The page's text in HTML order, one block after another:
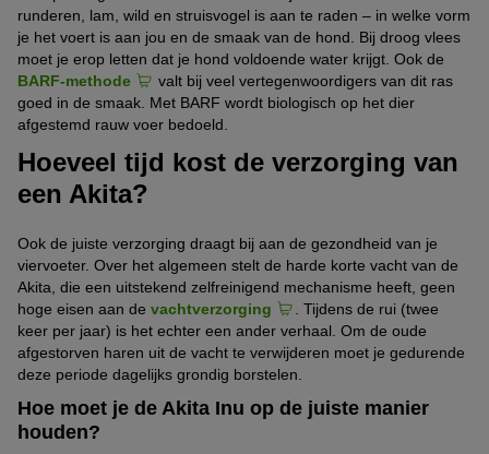
runderen, lam, wild en struisvogel is aan te raden – in welke vorm
je het voert is aan jou en de smaak van de hond. Bij droog vlees
moet je erop letten dat je hond voldoende water krijgt. Ook de
BARF-methode
valt bij veel vertegenwoordigers van dit ras
goed in de smaak. Met BARF wordt biologisch op het dier
afgestemd rauw voer bedoeld.
Hoeveel tijd kost de verzorging van
een Akita?
Ook de juiste verzorging draagt bij aan de gezondheid van je
viervoeter. Over het algemeen stelt de harde korte vacht van de
Akita, die een uitstekend zelfreinigend mechanisme heeft, geen
hoge eisen aan de vachtverzorging
. Tijdens de rui (twee
keer per jaar) is het echter een ander verhaal. Om de oude
afgestorven haren uit de vacht te verwijderen moet je gedurende
deze periode dagelijks grondig borstelen.
Hoe moet je de Akita Inu op de juiste manier
houden?